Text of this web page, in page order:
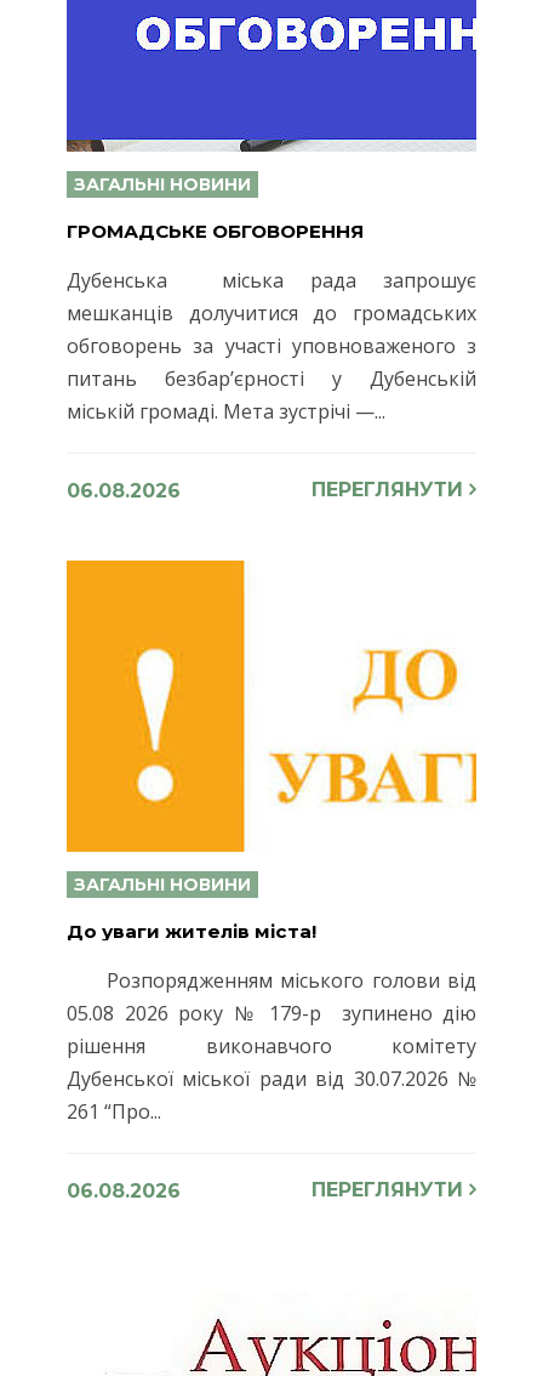
ЗАГАЛЬНІ НОВИНИ
ГРОМАДСЬКЕ ОБГОВОРЕННЯ
Дубенська міська рада запрошує
мешканців долучитися до громадських
обговорень за участі уповноваженого з
питань безбар’єрності у Дубенській
міській громаді. Мета зустрічі —...
06.08.2026 ПЕРЕГЛЯНУТИ
ЗАГАЛЬНІ НОВИНИ
До уваги жителів міста!
Розпорядженням міського голови від
05.08 2026 року № 179-р зупинено дію
рішення виконавчого комітету
Дубенської міської ради від 30.07.2026 №
261 “Про...
06.08.2026 ПЕРЕГЛЯНУТИ